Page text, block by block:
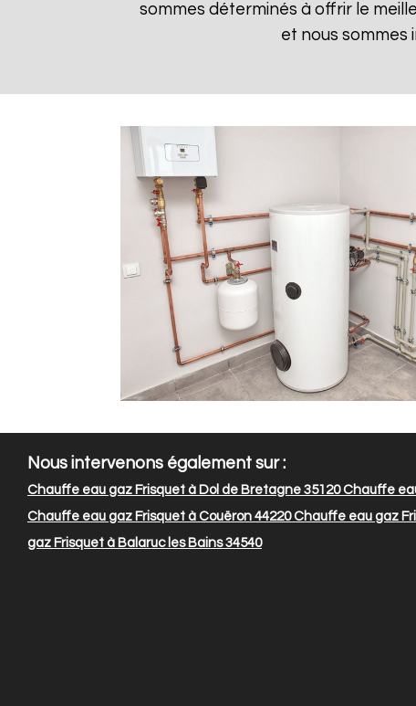
sommes déterminés à offrir le
et nous sommes
Nous intervenons également sur :
Chauffe eau gaz Frisquet à Dol de Bretagne 35120Chauffe
Chauffe eau gaz Frisquet à Couëron 44220Chauffe eau gaz
gaz Frisquet à Balaruc les Bains 34540